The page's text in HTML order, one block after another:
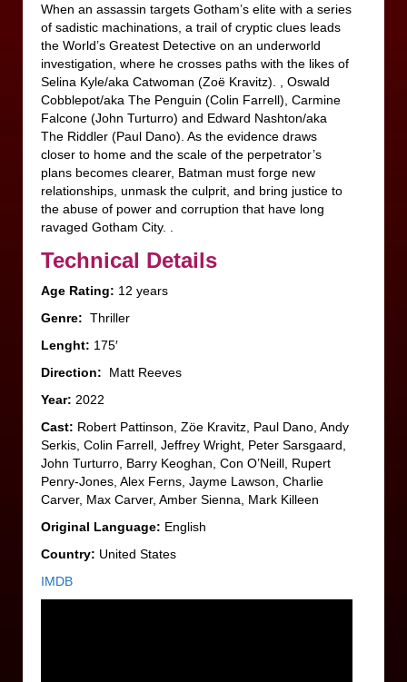
When an assassin targets Gotham’s elite with a series
of sadistic machinations, a trail of cryptic clues leads
the World’s Greatest Detective on an underworld
investigation, where he crosses paths with the likes of
Selina Kyle/aka Catwoman (Zoë Kravitz). , Oswald
Cobblepot/aka The Penguin (Colin Farrell), Carmine
Falcone (John Turturro) and Edward Nashton/aka
The Riddler (Paul Dano). As the evidence draws
closer to home and the scale of the perpetrator’s
plans becomes clearer, Batman must forge new
relationships, unmask the culprit, and bring justice to
the abuse of power and corruption that have long
ravaged Gotham City. .
Technical Details
Age Rating: 12 years
Genre: Thriller
Lenght: 175′
Direction: Matt Reeves
Year: 2022
Cast: Robert Pattinson, Zöe Kravitz, Paul Dano, Andy
Serkis, Colin Farrell, Jeffrey Wright, Peter Sarsgaard,
John Turturro, Barry Keoghan, Con O’Neill, Rupert
Penry-Jones, Alex Ferns, Jayme Lawson, Charlie
Carver, Max Carver, Amber Sienna, Mark Killeen
Original Language: English
Country: United States
IMDB